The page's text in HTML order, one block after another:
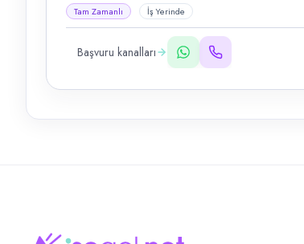
Tam Zamanlı İş Yerinde
Başvuru kanalları